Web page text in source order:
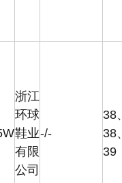
浙江
环球
鞋业
有限
公司
-/-
38
38
39